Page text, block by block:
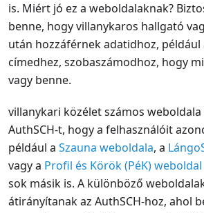
is. Miért jó ez a weboldalaknak?
benne, hogy villanykaros hallgató
után hozzáférnek adatidhoz, például
címedhez, szobaszámodhoz, hogy
vagy benne.
villanykari közélet számos weboldala
AuthSCH-t, hogy a felhasználóit
például a Szauna weboldala, a
vagy a Profil és Körök (PéK) weboldal
sok másik is. A különböző
átirányítanak az AuthSCH-hoz, ahol